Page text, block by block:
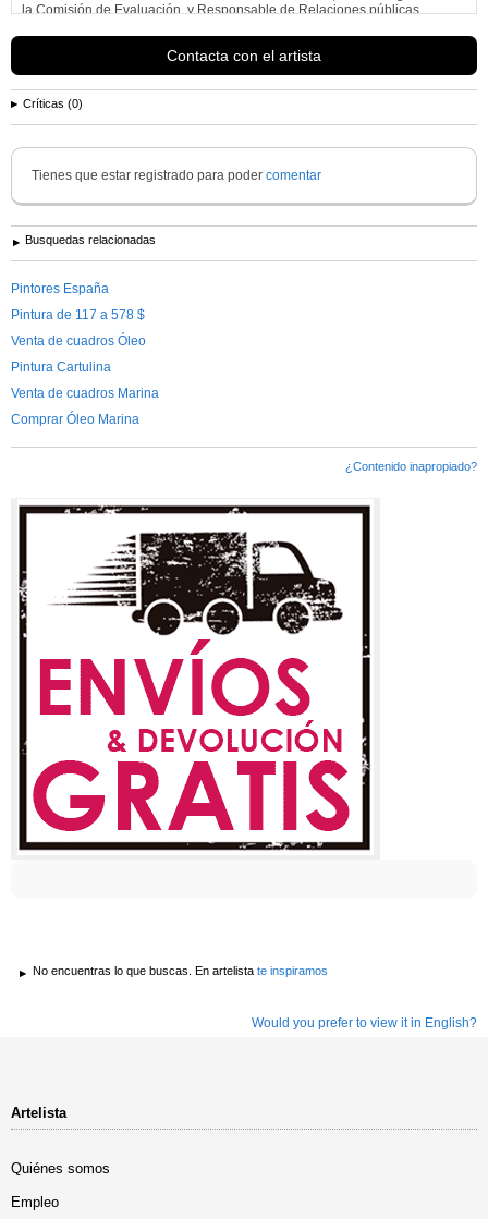
la Comisión de Evaluación, y Responsable de Relaciones públicas.
Contacta con el artista
Críticas (0)
Tienes que estar registrado para poder comentar
Busquedas relacionadas
Pintores España
Pintura de 117 a 578 $
Venta de cuadros Óleo
Pintura Cartulina
Venta de cuadros Marina
Comprar Óleo Marina
¿Contenido inapropiado?
No encuentras lo que buscas. En artelista te inspiramos
Would you prefer to view it in English?
Artelista
Quiénes somos
Empleo